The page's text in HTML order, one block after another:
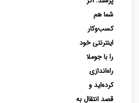
شما هم
کسب‌وکار
اینترنتی خود
را با جوملا
راه‌اندازی
کرده‌اید و
قصد انتقال به